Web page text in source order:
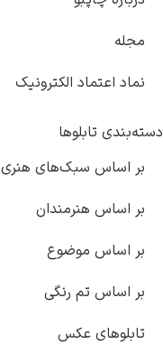
مجله
نماد اعتماد الکترونیک
دسته‌بندی تابلوها
بر اساس سبک‌های هنری
بر اساس هنرمندان
بر اساس موضوع
بر اساس تم رنگی
تابلوهای عکس